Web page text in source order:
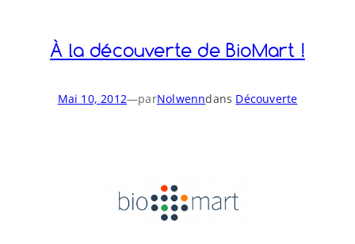
À la découverte de BioMart !
Mai 10, 2012—parNolwenndans Découverte